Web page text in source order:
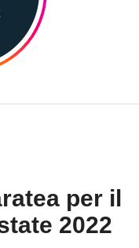
per il
2022